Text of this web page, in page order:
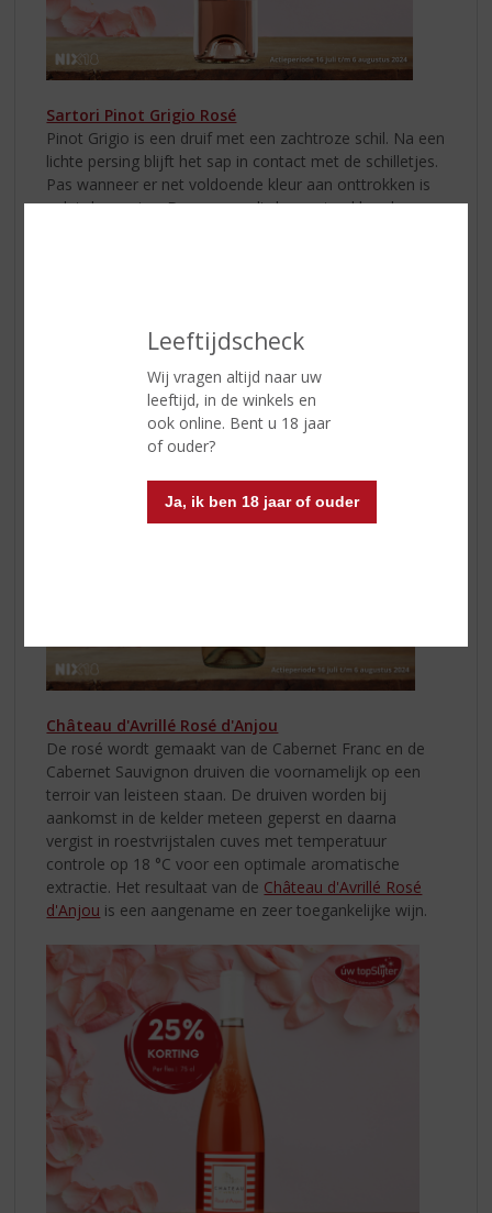
Leeftijdscheck
Wij vragen altijd naar uw
leeftijd, in de winkels en
ook online. Bent u 18 jaar
of ouder?
Ja, ik ben 18 jaar of ouder
Sartori Pinot Grigio Rosé
Pinot Grigio is een druif met een zachtroze schil. Na een
lichte persing blijft het sap in contact met de schilletjes.
Pas wanneer er net voldoende kleur aan onttrokken is
volgt de persing. Daarna wordt de most geklaard en
fris, sappig en fruitig van smaak.
Château d'Avrillé Rosé d'Anjou
De rosé wordt gemaakt van de Cabernet Franc en de
Cabernet Sauvignon druiven die voornamelijk op een
terroir van leisteen staan. De druiven worden bij
aankomst in de kelder meteen geperst en daarna
vergist in roestvrijstalen cuves met temperatuur
controle op 18 °C voor een optimale aromatische
extractie. Het resultaat van de Château d'Avrillé Rosé
d'Anjou is een aangename en zeer toegankelijke wijn.